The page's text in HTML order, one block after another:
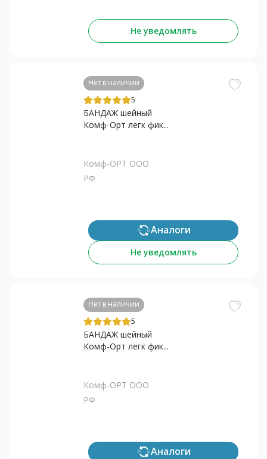
Не уведомлять
Нет в наличии
5
БАНДАЖ шейный
Комф-Орт легк фик...
Комф-ОРТ ООО
РФ
Аналоги
Не уведомлять
Нет в наличии
5
БАНДАЖ шейный
Комф-Орт легк фик...
Комф-ОРТ ООО
РФ
Аналоги